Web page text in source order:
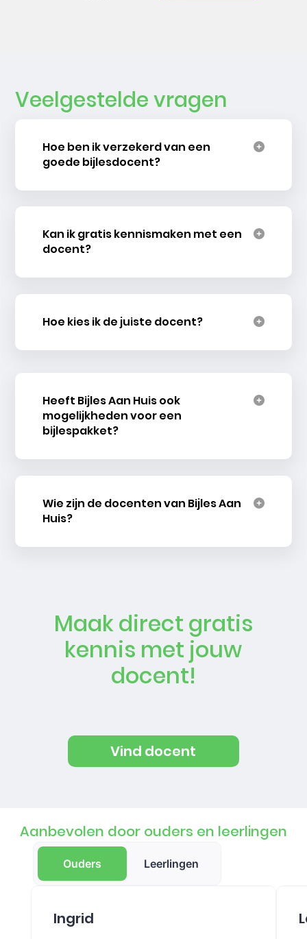
Veelgestelde vragen
Hoe ben ik verzekerd van een
goede bijlesdocent?
Kan ik gratis kennismaken met een
docent?
Hoe kies ik de juiste docent?
Heeft Bijles Aan Huis ook
mogelijkheden voor een
bijlespakket?
Wie zijn de docenten van Bijles Aan
Huis?
Maak direct gratis
kennis met jouw
docent!
Vind docent
Aanbevolen door ouders en leerlingen
Ouders Leerlingen
Ingrid